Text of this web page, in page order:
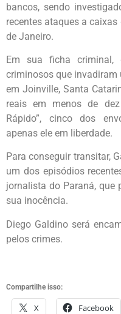
bancos, sendo
recentes ataques a
de Janeiro.
Em sua ficha
criminosos que invadiram
em Joinville, Santa
reais em menos de
Rápido”, cinco dos
apenas ele em liberdade.
Para conseguir transitar,
um dos episódios
jornalista do Paraná, que
sua inocência.
Diego Galdino será
pelos crimes.
Compartilhe isso:
X Facebook